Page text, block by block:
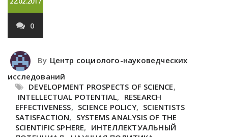
0
By Центр социолого-науковедческих
исследований
DEVELOPMENT PROSPECTS OF SCIENCE,
INTELLECTUAL POTENTIAL, RESEARCH
EFFECTIVENESS, SCIENCE POLICY, SCIENTISTS
SATISFACTION, SYSTEMS ANALYSIS OF THE
SCIENTIFIC SPHERE, ИНТЕЛЛЕКТУАЛЬНЫЙ